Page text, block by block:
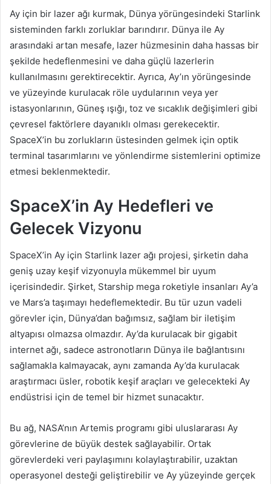
Ay için bir lazer ağı kurmak, Dünya yörüngesindeki Starlink
sisteminden farklı zorluklar barındırır. Dünya ile Ay
arasındaki artan mesafe, lazer hüzmesinin daha hassas bir
şekilde hedeflenmesini ve daha güçlü lazerlerin
kullanılmasını gerektirecektir. Ayrıca, Ay’ın yörüngesinde
ve yüzeyinde kurulacak röle uydularının veya yer
istasyonlarının, Güneş ışığı, toz ve sıcaklık değişimleri gibi
çevresel faktörlere dayanıklı olması gerekecektir.
SpaceX’in bu zorlukların üstesinden gelmek için optik
terminal tasarımlarını ve yönlendirme sistemlerini optimize
etmesi beklenmektedir.
SpaceX’in Ay Hedefleri ve
Gelecek Vizyonu
SpaceX’in Ay için Starlink lazer ağı projesi, şirketin daha
geniş uzay keşif vizyonuyla mükemmel bir uyum
içerisindedir. Şirket, Starship mega roketiyle insanları Ay’a
ve Mars’a taşımayı hedeflemektedir. Bu tür uzun vadeli
görevler için, Dünya’dan bağımsız, sağlam bir iletişim
altyapısı olmazsa olmazdır. Ay’da kurulacak bir gigabit
internet ağı, sadece astronotların Dünya ile bağlantısını
sağlamakla kalmayacak, aynı zamanda Ay’da kurulacak
araştırmacı üsler, robotik keşif araçları ve gelecekteki Ay
endüstrisi için de temel bir hizmet sunacaktır.
Bu ağ, NASA’nın Artemis programı gibi uluslararası Ay
görevlerine de büyük destek sağlayabilir. Ortak
görevlerdeki veri paylaşımını kolaylaştırabilir, uzaktan
operasyonel desteği geliştirebilir ve Ay yüzeyinde gerçek